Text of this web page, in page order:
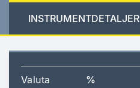
INSTRUMENTDETALJER
Valuta %